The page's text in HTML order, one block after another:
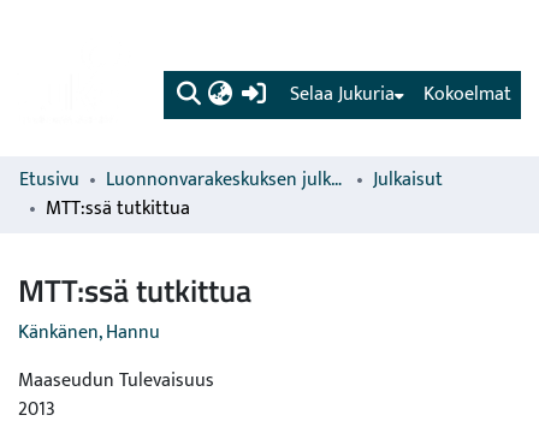
(current) Kokoelmat
Selaa Jukuria
Etusivu Luonnonvarakeskuksen julkaisut
Julkaisut
MTT:ssä tutkittua
MTT:ssä tutkittua
Känkänen, Hannu
Maaseudun Tulevaisuus
2013